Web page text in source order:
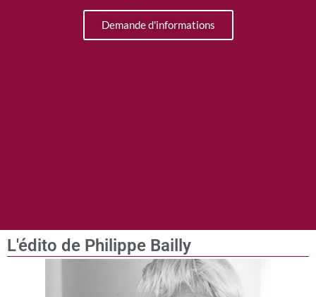
Demande d'informations
L'édito de Philippe Bailly